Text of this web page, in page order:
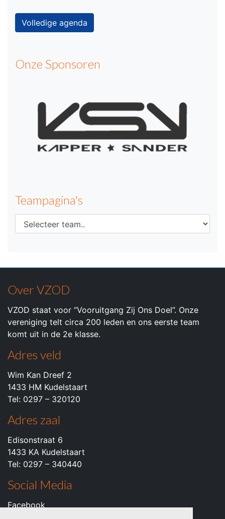
Volledige agenda
Onze Sponsoren
Teampagina's
Over VZOD
VZOD staat voor “Vooruitgang Zij Ons Doel”. Onze
vereniging telt circa 200 leden en ons eerste team
komt uit in de 2e klasse.
Adres veld
Wim Kan Dreef 2
1433 HM Kudelstaart
Tel: 0297 – 320120
Adres zaal
Edisonstraat 6
1433 KA Kudelstaart
Tel: 0297 – 340440
Social Media
Facebook